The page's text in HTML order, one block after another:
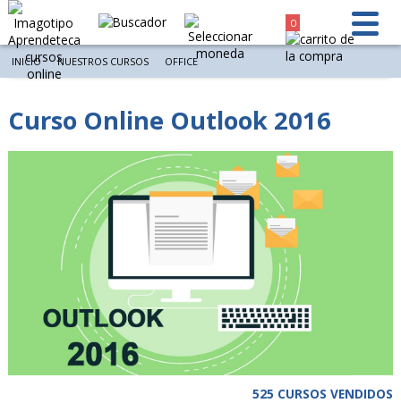
0
INICIO NUESTROS CURSOS OFFICE
Curso Online Outlook 2016
525 CURSOS VENDIDOS